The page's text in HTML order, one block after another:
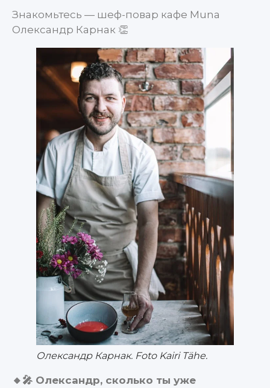
Знакомьтесь — шеф-повар кафе Muna
Олександр Карнак 👏
Олександр Карнак. Foto Kairi Tähe.
🔸🎤 Олександр, сколько ты уже